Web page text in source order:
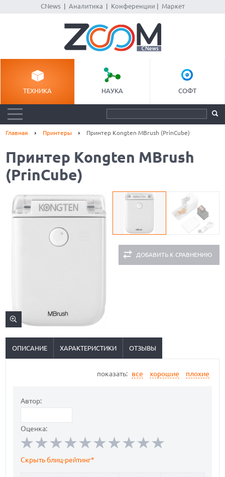
CNews| Аналитика Конференции Маркет
ТЕХНИКА НАУКА СОФТ
Главная Принтеры Принтер Kongten MBrush (PrinCube)
Принтер Kongten MBrush
(PrinCube)
ДОБАВИТЬ К СРАВНЕНИЮ
ОПИСАНИЕ ХАРАКТЕРИСТИКИ ОТЗЫВЫ
показать: все хорошие плохие
Автор:
Оценка:
Скрыть блиц-рейтинг*